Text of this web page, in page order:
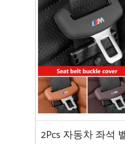
2Pcs 자동차 좌석